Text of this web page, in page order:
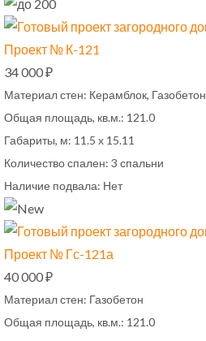
Проект № К-121
34 000 ₽
Материал стен: Керамблок, Газобетон
Общая площадь, кв.м.: 121.0
Габариты, м: 11.5 х 15.11
Количество спален: 3 спальни
Наличие подвала: Нет
Проект № Гс-121а
40 000 ₽
Материал стен: Газобетон
Общая площадь, кв.м.: 121.0